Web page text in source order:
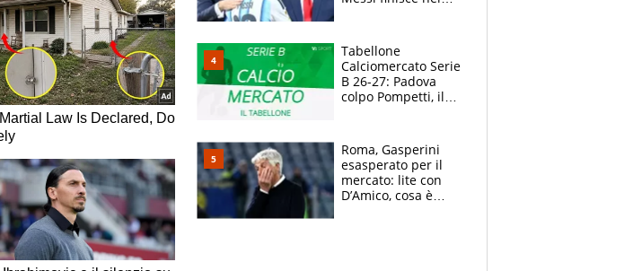
polemiche
Tabellone
Calciomercato Serie
B 26-27: Padova
colpo Pompetti, il
Roma, Gasperini
esasperato per il
mercato: lite con
D’Amico, cosa è